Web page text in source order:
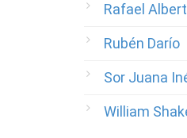
Rafael
Rubén Darío
Sor Juana
William